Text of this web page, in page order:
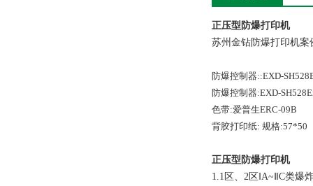
正压型防爆打印机
苏州金钻防爆打印机
防爆控制器::EXD-
防爆控制器:EXD-
色带:爱普生ERC-09B
背胶打印纸: 规格:57*50
正压型防爆打印机
1.1区、2区‖A~ⅡC类爆